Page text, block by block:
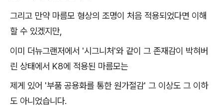
그리고 만약 마름모 형상의 조명이 처음 적용되었다면 이해
할 수 있겠지만,
이미 더뉴그랜저에서 '시그니처'와 같이 그 존재감이 박혀버
린 상태에서 K8에 적용된 마름모는
제게 있어 '부품 공용화를 통한 원가절감' 그 이상도 그 이하
도 아니었습니다.